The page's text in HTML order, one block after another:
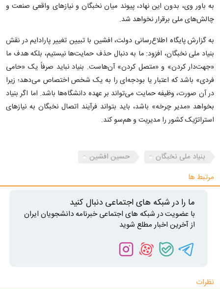
به باور وی، بدون این نهاد، پیوند میان نخبگان و نیازهای واقعی صنعت و
چالش‌های ملی برقرار نخواهد شد.
به گزارش پایگاه اطلاع‌رسانی دولت، افشین با تبیین تغییر پارادایم در نقش
بنیاد ملی نخبگان، افزود: ما به دنبال حذف حمایت‌ها نیستیم، بلکه هدف ما
«جهت‌دار کردن» و «متصل کردن» آن‌هاست. بنیاد نباید صرفاً یک «حامی
فردی» باشد که اعتبار یا بودجه‌ای را به یک شخص اختصاص می‌دهد؛ زیرا
در آن صورت، وظیفه حمایت می‌تواند بر عهده دانشگاه‌ها باشد. اما اگر بنیاد
بخواهد «مدیر چرخه» باشد، باید بتواند فرآیند اتصال نخبگان به نیازهای
استراتژیک کشور را مدیریت و هم‌سو کند.
بنیاد ملی نخبگان
حسین افشین
مرتبط ها
ما را در شبکه های اجتماعی دنبال کنید
با عضویت در شبکه های اجتماعی خبرنامه دانشجویان ایران
از آخرین اخبار مطلع شوید
نظرات